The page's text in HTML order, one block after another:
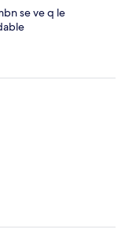
se ve q le